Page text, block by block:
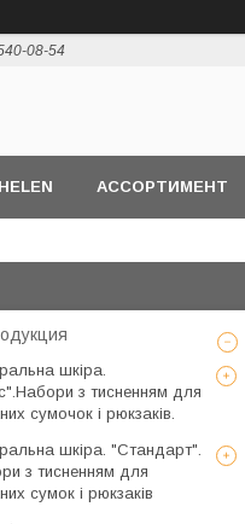
08-54
АССОРТИМЕНТ
шкіра.
з тисненням для
сумочок і рюкзаків.
шкіра. "Стандарт".
з тисненням для
сумок і рюкзаків